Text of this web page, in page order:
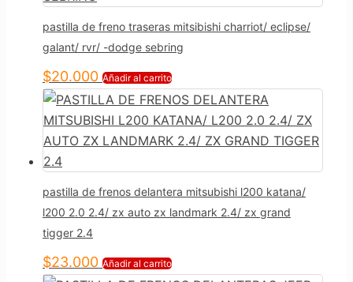
pastilla de freno traseras mitsibishi charriot/ eclipse/
galant/ rvr/ -dodge sebring
$20.000 Añadir al carrito
pastilla de frenos delantera mitsubishi l200 katana/
l200 2.0 2.4/ zx auto zx landmark 2.4/ zx grand
tigger 2.4
$23.000 Añadir al carrito